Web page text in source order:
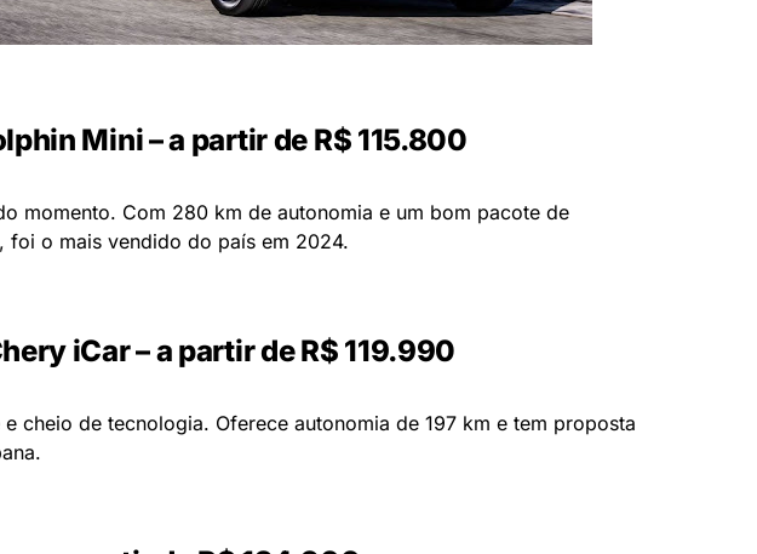
Mini – a partir de R$ 115.800
momento. Com 280 km de autonomia e um bom pacote de
foi o mais vendido do país em 2024.
iCar – a partir de R$ 119.990
e cheio de tecnologia. Oferece autonomia de 197 km e tem proposta